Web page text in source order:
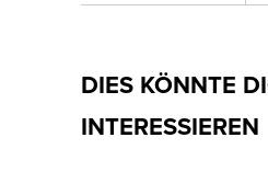
DIES KÖNNTE
INTERESSIEREN